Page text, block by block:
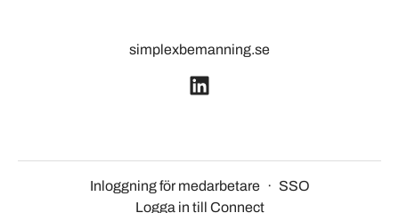
simplexbemanning.se
Inloggning för medarbetare · SSO
Logga in till Connect